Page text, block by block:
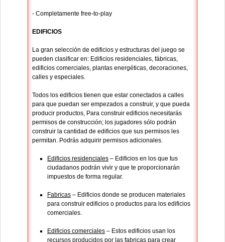
- Completamente free-to-play
EDIFICIOS
La gran selección de edificios y estructuras del juego se
pueden clasificar en: Edificios residenciales, fábricas,
edificios comerciales, plantas energéticas, decoraciones,
calles y especiales.
Todos los edificios tienen que estar conectados a calles
para que puedan ser empezados a construir, y que pueda
producir productos, Para construir edificios necesitarás
permisos de construcción; los jugadores sólo podrán
construir la cantidad de edificios que sus permisos les
permitan. Podrás adquirir permisos adicionales.
Edificios residenciales – Edificios en los que tus
ciudadanos podrán vivir y que te proporcionarán
impuestos de forma regular.
Fabricas – Edificios donde se producen materiales
para construir edificios o productos para los edificios
comerciales.
Edificios comerciales – Estos edificios usan los
recursos producidos por las fabricas para crear